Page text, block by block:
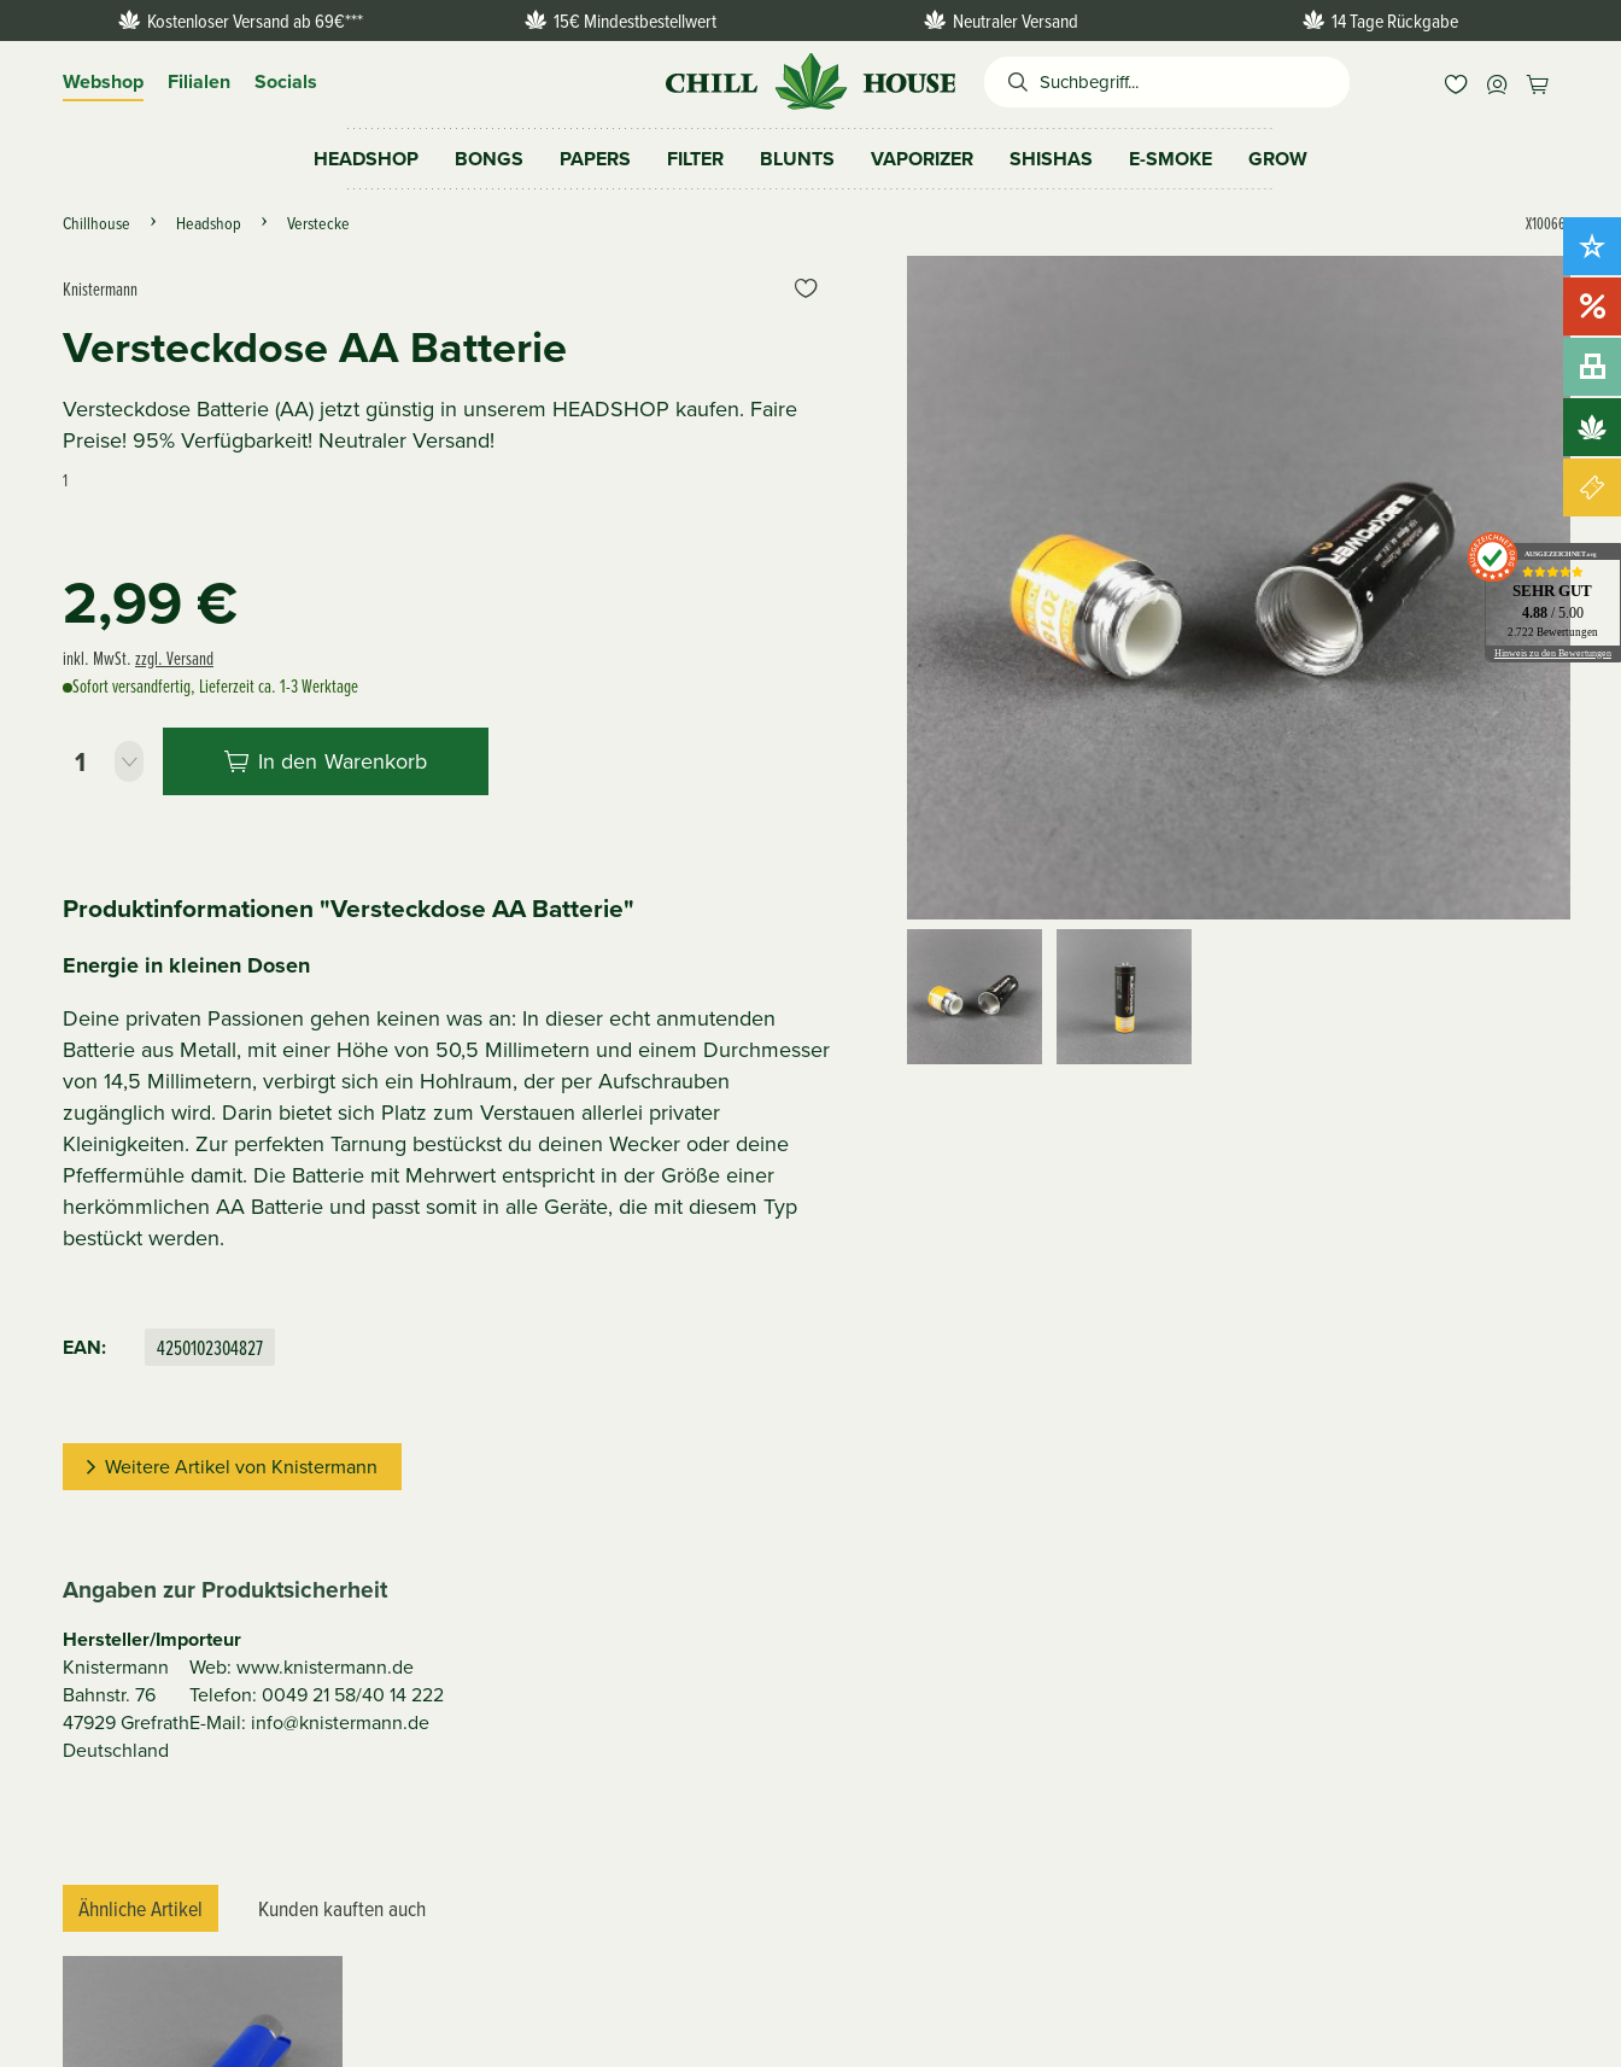
Kostenloser Versand ab 69€*** 15€ Mindestbestellwert Neutraler Versand 14 Tage Rückgabe
Webshop Filialen Socials
HEADSHOP BONGS PAPERS FILTER BLUNTS VAPORIZER SHISHAS E-SMOKE GROW
Chillhouse Headshop Verstecke
Versteckdose AA Batterie
Knistermann
Versteckdose Batterie (AA) jetzt günstig in unserem HEADSHOP kaufen. Faire
Preise! 95% Verfügbarkeit! Neutraler Versand!
1
2,99 €
inkl. MwSt.zzgl. Versand
Sofort versandfertig, Lieferzeit ca. 1-3 Werktage
In den Warenkorb
X100661
Produktinformationen "Versteckdose AA Batterie"
Energie in kleinen Dosen
Deine privaten Passionen gehen keinen was an: In dieser echt anmutenden
Batterie aus Metall, mit einer Höhe von 50,5 Millimetern und einem Durchmesser
von 14,5 Millimetern, verbirgt sich ein Hohlraum, der per Aufschrauben
zugänglich wird. Darin bietet sich Platz zum Verstauen allerlei privater
Kleinigkeiten. Zur perfekten Tarnung bestückst du deinen Wecker oder deine
Pfeffermühle damit. Die Batterie mit Mehrwert entspricht in der Größe einer
herkömmlichen AA Batterie und passt somit in alle Geräte, die mit diesem Typ
bestückt werden.
EAN: 4250102304827
Weitere Artikel von Knistermann
Angaben zur Produktsicherheit
Hersteller/Importeur
Knistermann
Bahnstr. 76
47929 Grefrath
Deutschland
Web: www.knistermann.de
Telefon: 0049 21 58/40 14 222
E-Mail: info@knistermann.de
Ähnliche Artikel Kunden kauften auch
Neu!
AUSGEZEICHNET.org
SEHR GUT
4.88 / 5.00
2.722 Bewertungen
Hinweis zu den Bewertungen